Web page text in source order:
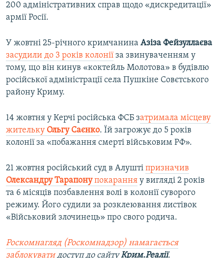
200 адміністративних справ щодо «дискредитації»
армії Росії.
У жовтні 25-річного кримчанина Азіза Фейзуллаєва
засудили до 3 років колонії за звинуваченням у
тому, що він кинув «коктейль Молотова» в будівлю
російської адміністрації села Пушкіне Совєтського
району Криму.
14 жовтня у Керчі російська ФСБ затримала місцеву
жительку Ольгу Саєнко. Їй загрожує до 5 років
колонії за «побажання смерті військовим РФ».
21 жовтня російський суд в Алушті призначив
Олександру Тарапонупокарання у вигляді 2 років
та 6 місяців позбавлення волі в колонії суворого
режиму. Його судили за розклеювання листівок
«Військовий злочинець» про свого родича.
Роскомнагляд (Роскомнадзор) намагається
заблокуватидоступ до сайтуКрим.Реалії.